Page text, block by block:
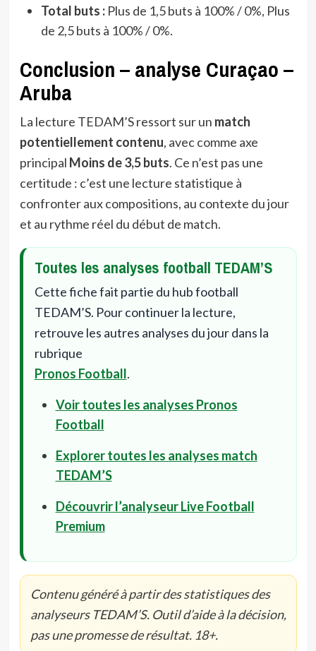
Total buts :Plus de 1,5 buts à 100% / 0%, Plus
de 2,5 buts à 100% / 0%.
Conclusion – analyse Curaçao –
Aruba
La lecture TEDAM’S ressort sur un match
potentiellement contenu, avec comme axe
principal Moins de 3,5 buts. Ce n’est pas une
certitude : c’est une lecture statistique à
confronter aux compositions, au contexte du jour
et au rythme réel du début de match.
Toutes les analyses football TEDAM’S
Cette fiche fait partie du hub football
TEDAM’S. Pour continuer la lecture,
retrouve les autres analyses du jour dans la
rubrique
Pronos Football.
Voir toutes les analyses Pronos
Football
Explorer toutes les analyses match
TEDAM’S
Découvrir l’analyseur Live Football
Premium
Contenu généré à partir des statistiques des
analyseurs TEDAM’S. Outil d’aide à la décision,
pas une promesse de résultat. 18+.